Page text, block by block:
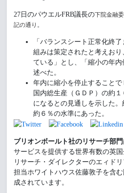
27日のパウエルFRB議長の下院金融
記の通り。
「バランスシート正常化終
組みは策定されたと考えお
ている」とし、「縮小の年
述べた。
年内に縮小を停止すること
国内総生産（ＧＤＰ）の約
になるとの見通しを示した
約６％の水準にあった。
ブリオンボールト社のリサーチ部門
サービスを提供する世界有数の英国
リサーチ・ダイレクターのエィド
担当ホワイトハウス佐藤敦子を含
成されています。